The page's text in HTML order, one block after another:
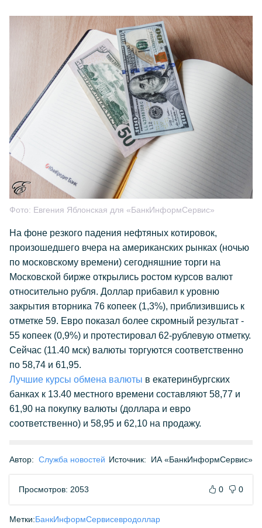
Фото: Евгения Яблонская для «БанкИнформСервис»
На фоне резкого падения нефтяных котировок,
произошедшего вчера на американских рынках (ночью
по московскому времени) сегодняшние торги на
Московской бирже открылись ростом курсов валют
относительно рубля. Доллар прибавил к уровню
закрытия вторника 76 копеек (1,3%), приблизившись к
отметке 59. Евро показал более скромный результат -
55 копеек (0,9%) и протестировал 62-рублевую отметку.
Сейчас (11.40 мск) валюты торгуются соответственно
по 58,74 и 61,95.
Лучшие курсы обмена валюты в екатеринбургских
банках к 13.40 местного времени составляют 58,77 и
61,90 на покупку валюты (доллара и евро
соответственно) и 58,95 и 62,10 на продажу.
Автор: Служба новостей Источник: ИА «БанкИнформСервис»
Просмотров: 2053 0 0
Метки:БанкИнформСервисевродоллар